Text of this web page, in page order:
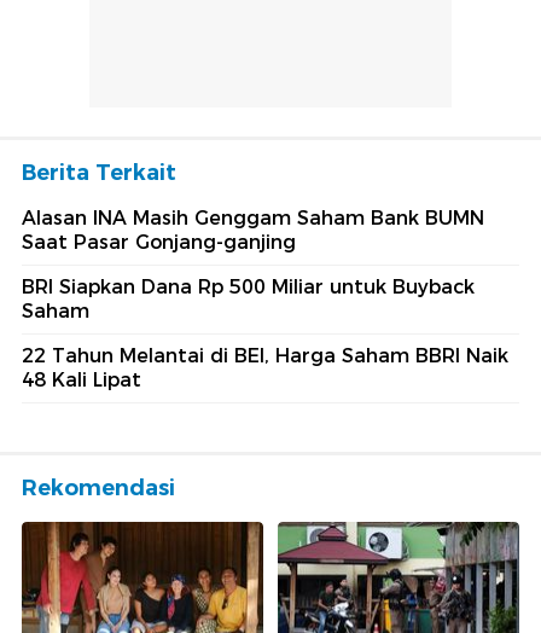
Berita Terkait
Alasan INA Masih Genggam Saham Bank BUMN
Saat Pasar Gonjang-ganjing
BRI Siapkan Dana Rp 500 Miliar untuk Buyback
Saham
22 Tahun Melantai di BEI, Harga Saham BBRI Naik
48 Kali Lipat
Rekomendasi